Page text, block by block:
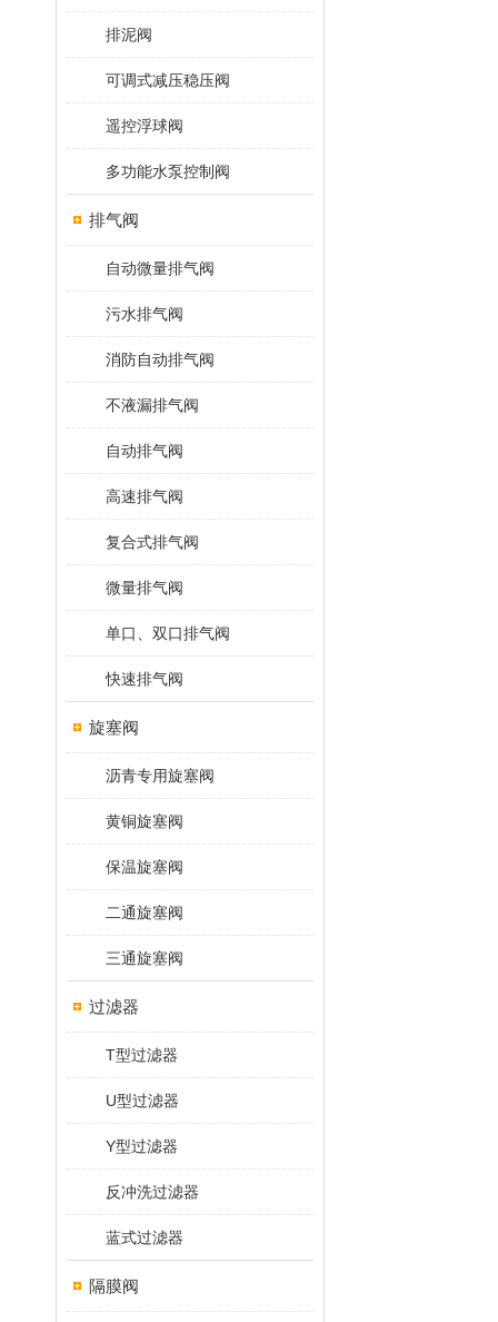
排泥阀
可调式减压稳压阀
遥控浮球阀
多功能水泵控制阀
排气阀
自动微量排气阀
污水排气阀
消防自动排气阀
不液漏排气阀
自动排气阀
高速排气阀
复合式排气阀
微量排气阀
单口、双口排气阀
快速排气阀
旋塞阀
沥青专用旋塞阀
黄铜旋塞阀
保温旋塞阀
二通旋塞阀
三通旋塞阀
过滤器
T型过滤器
U型过滤器
Y型过滤器
反冲洗过滤器
蓝式过滤器
隔膜阀